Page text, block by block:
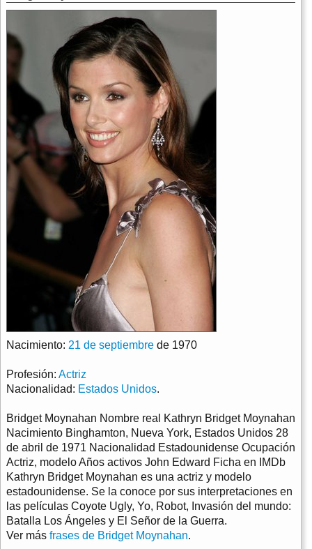
Nacimiento: 21 de septiembre de 1970
Profesión: Actriz
Nacionalidad: Estados Unidos.
Bridget Moynahan Nombre real Kathryn Bridget Moynahan
Nacimiento Binghamton, Nueva York, Estados Unidos 28
de abril de 1971 Nacionalidad Estadounidense Ocupación
Actriz, modelo Años activos John Edward Ficha en IMDb
Kathryn Bridget Moynahan es una actriz y modelo
estadounidense. Se la conoce por sus interpretaciones en
las películas Coyote Ugly, Yo, Robot, Invasión del mundo:
Batalla Los Ángeles y El Señor de la Guerra.
Ver más frases de Bridget Moynahan.